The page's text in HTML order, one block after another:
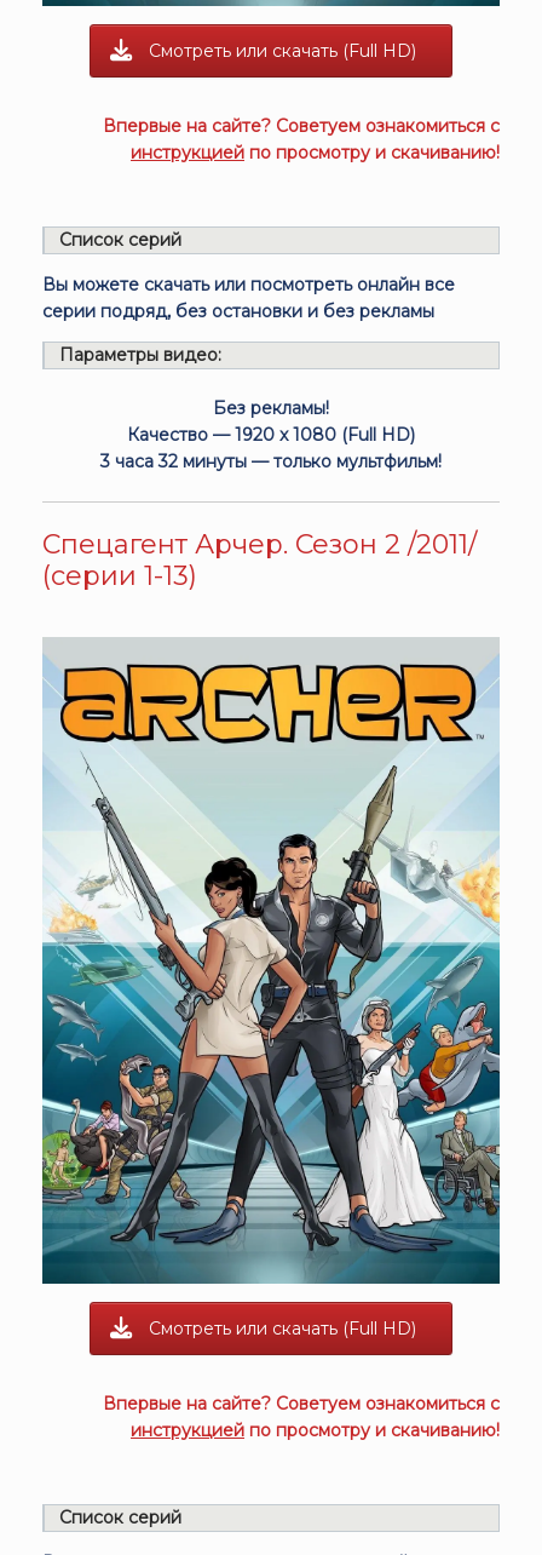
Смотреть или скачать (Full HD)
Впервые на сайте? Советуем ознакомиться с
инструкцией по просмотру и скачиванию!
Список серий
Вы можете скачать или посмотреть онлайн все
серии подряд, без остановки и без рекламы
Параметры видео:
Без рекламы!
Качество — 1920 x 1080 (Full HD)
3 часа 32 минуты — только мультфильм!
Спецагент Арчер. Сезон 2 /2011/
(серии 1-13)
Смотреть или скачать (Full HD)
Впервые на сайте? Советуем ознакомиться с
инструкцией по просмотру и скачиванию!
Список серий